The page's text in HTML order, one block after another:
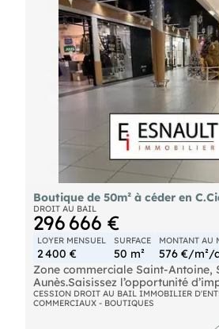
soumis à TVA) Charges
droit au bail : 58 000 €,
taxes inclus à la charge de
Boutique de 50m² à céder en
DROIT AU BAIL
296 666 €
LOYER MENSUEL
2 400 €
SURFACE
50 m²
MONTANT AU
576 €/m²/
Zone commerciale Saint-Antoine,
Aunès.Saisissez l’opportunité
activité au cœur d’un des
les plus dynamiques de l’Est
Caractéristiques : ● Surface : 50
CESSION DROIT AU BAIL IMMOBILIER
COMMERCIAUX - BOUTIQUES